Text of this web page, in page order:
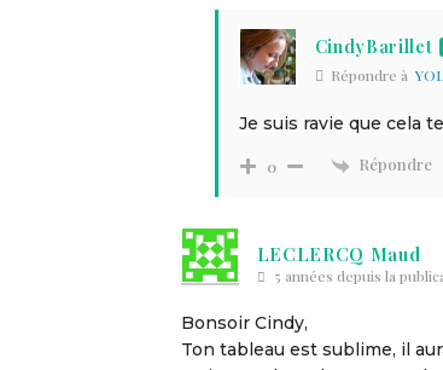
CindyBarillet
Répondre à
Je suis ravie que cela
0 Répondre
LECLERCQ Maud
5 années depuis la
Bonsoir Cindy,
Ton tableau est sublime, il